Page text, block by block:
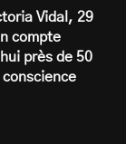
Vidal, 29
compte
près de 50
conscience